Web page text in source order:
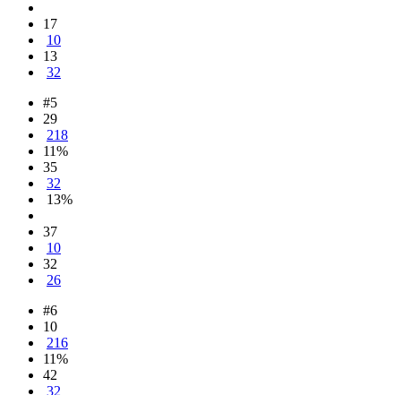
17
10
13
32
#5
29
218
11%
35
32
13%
37
10
32
26
#6
10
216
11%
42
32